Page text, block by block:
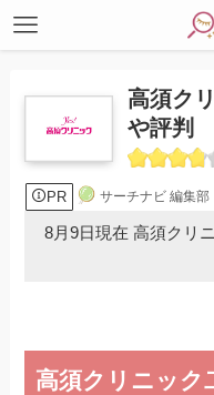
高須ク
や評判
PR サーチナビ 編集部
8月9日現在 高須クリ
高須クリニック